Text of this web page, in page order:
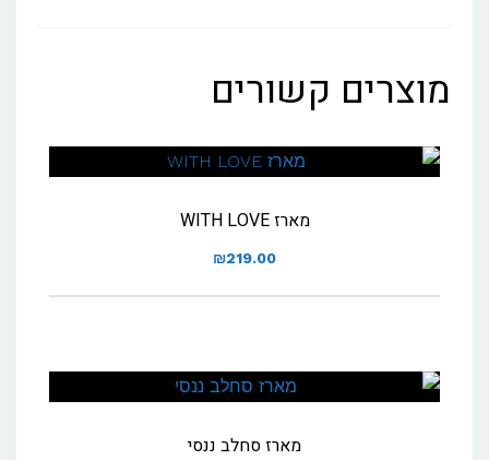
מוצרים קשורים
מארז WITH LOVE
₪219.00
מארז סחלב ננסי